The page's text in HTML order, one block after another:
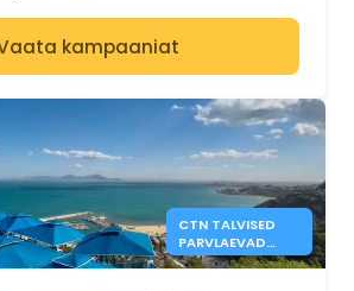
kampaaniat
CTN TALVISED
PARVLAEVAD
TUNEESIASSE